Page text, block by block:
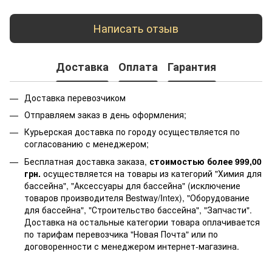
Написать отзыв
Доставка Оплата Гарантия
Доставка перевозчиком
Отправляем заказ в день оформления;
Курьерская доставка по городу осуществляется по
согласованию с менеджером;
Бесплатная доставка заказа, стоимостью более 999,00
грн. осуществляется на товары из категорий "Химия для
бассейна", "Аксессуары для бассейна" (исключение
товаров производителя Bestway/Intex), "Оборудование
для бассейна", "Строительство бассейна", "Запчасти".
Доставка на остальные категории товара оплачивается
по тарифам перевозчика "Новая Почта" или по
договоренности с менеджером интернет-магазина.